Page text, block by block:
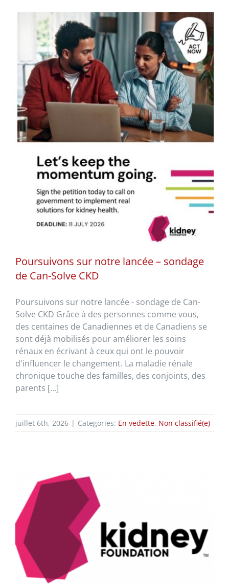
Poursuivons sur notre lancée – sondage
de Can-Solve CKD
Poursuivons sur notre lancée - sondage de Can-
Solve CKD Grâce à des personnes comme vous,
des centaines de Canadiennes et de Canadiens se
sont déjà mobilisés pour améliorer les soins
rénaux en écrivant à ceux qui ont le pouvoir
d'influencer le changement. La maladie rénale
chronique touche des familles, des conjoints, des
parents [...]
juillet 6th, 2026 | Categories: En vedette, Non classifié(e)